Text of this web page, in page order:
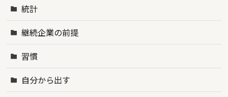
統計
継続企業の前提
習慣
自分から出す